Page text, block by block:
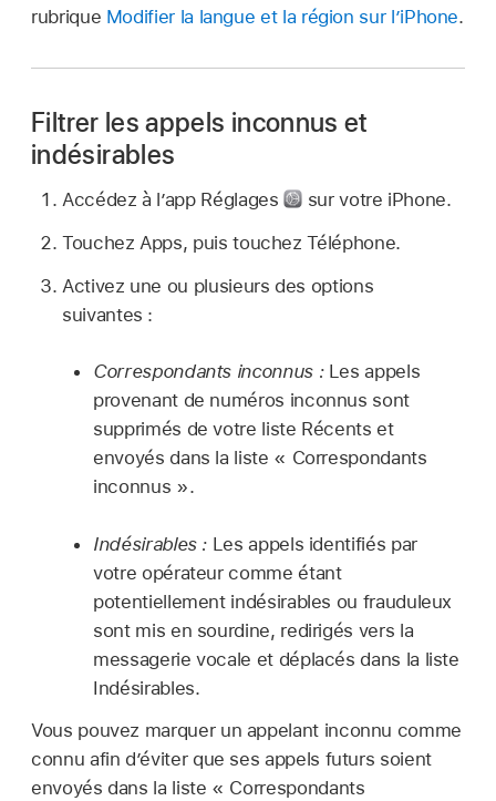
rubrique Modifier la langue et la région sur l’iPhone.
Filtrer les appels inconnus et
indésirables
Accédez à l’app Réglages
sur votre iPhone.
Touchez Apps, puis touchez Téléphone.
Activez une ou plusieurs des options
suivantes :
Correspondants inconnus : Les appels
provenant de numéros inconnus sont
supprimés de votre liste Récents et
envoyés dans la liste « Correspondants
inconnus ».
Indésirables : Les appels identifiés par
votre opérateur comme étant
potentiellement indésirables ou frauduleux
sont mis en sourdine, redirigés vers la
messagerie vocale et déplacés dans la liste
Indésirables.
Vous pouvez marquer un appelant inconnu comme
connu afin d’éviter que ses appels futurs soient
envoyés dans la liste « Correspondants